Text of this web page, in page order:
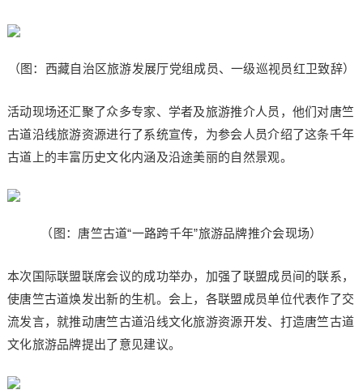
（图：西藏自治区旅游发展厅党组成员、一级巡视员红卫致辞）
活动现场还汇聚了众多专家、学者及旅游推介人员，他们对唐竺
古道沿线旅游资源进行了系统宣传，为参会人员介绍了这条千年
古道上的丰富历史文化内涵及沿途美丽的自然景观。
（图：唐竺古道“一路跨千年”旅游品牌推介会现场）
本次国际联盟联席会议的成功举办，加强了联盟成员间的联系，
使唐竺古道焕发出新的生机。会上，各联盟成员单位代表作了交
流发言，就推动唐竺古道沿线文化旅游资源开发、打造唐竺古道
文化旅游品牌提出了意见建议。